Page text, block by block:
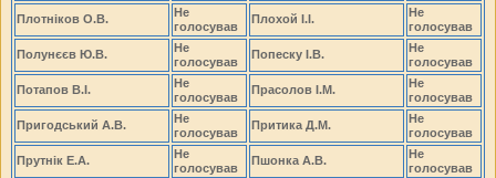
Плотніков О.В.
Не
голосував
Плохой І.І.
Не
голосував
Полунєєв Ю.В.
Не
голосував
Попеску І.В.
Не
голосував
Потапов В.І.
Не
голосував
Прасолов І.М.
Не
голосував
Пригодський А.В.
Не
голосував
Притика Д.М.
Не
голосував
Прутнік Е.А.
Не
голосував
Пшонка А.В.
Не
голосував